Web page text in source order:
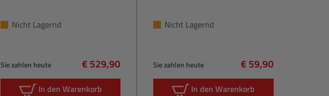
Nicht Lagernd
Sie zahlen heute
Regulärer Preis:
€ 529,90
In den Warenkorb
Nicht Lagernd
Sie zahlen heute
Regulärer Preis:
€ 59,90
In den Warenkorb